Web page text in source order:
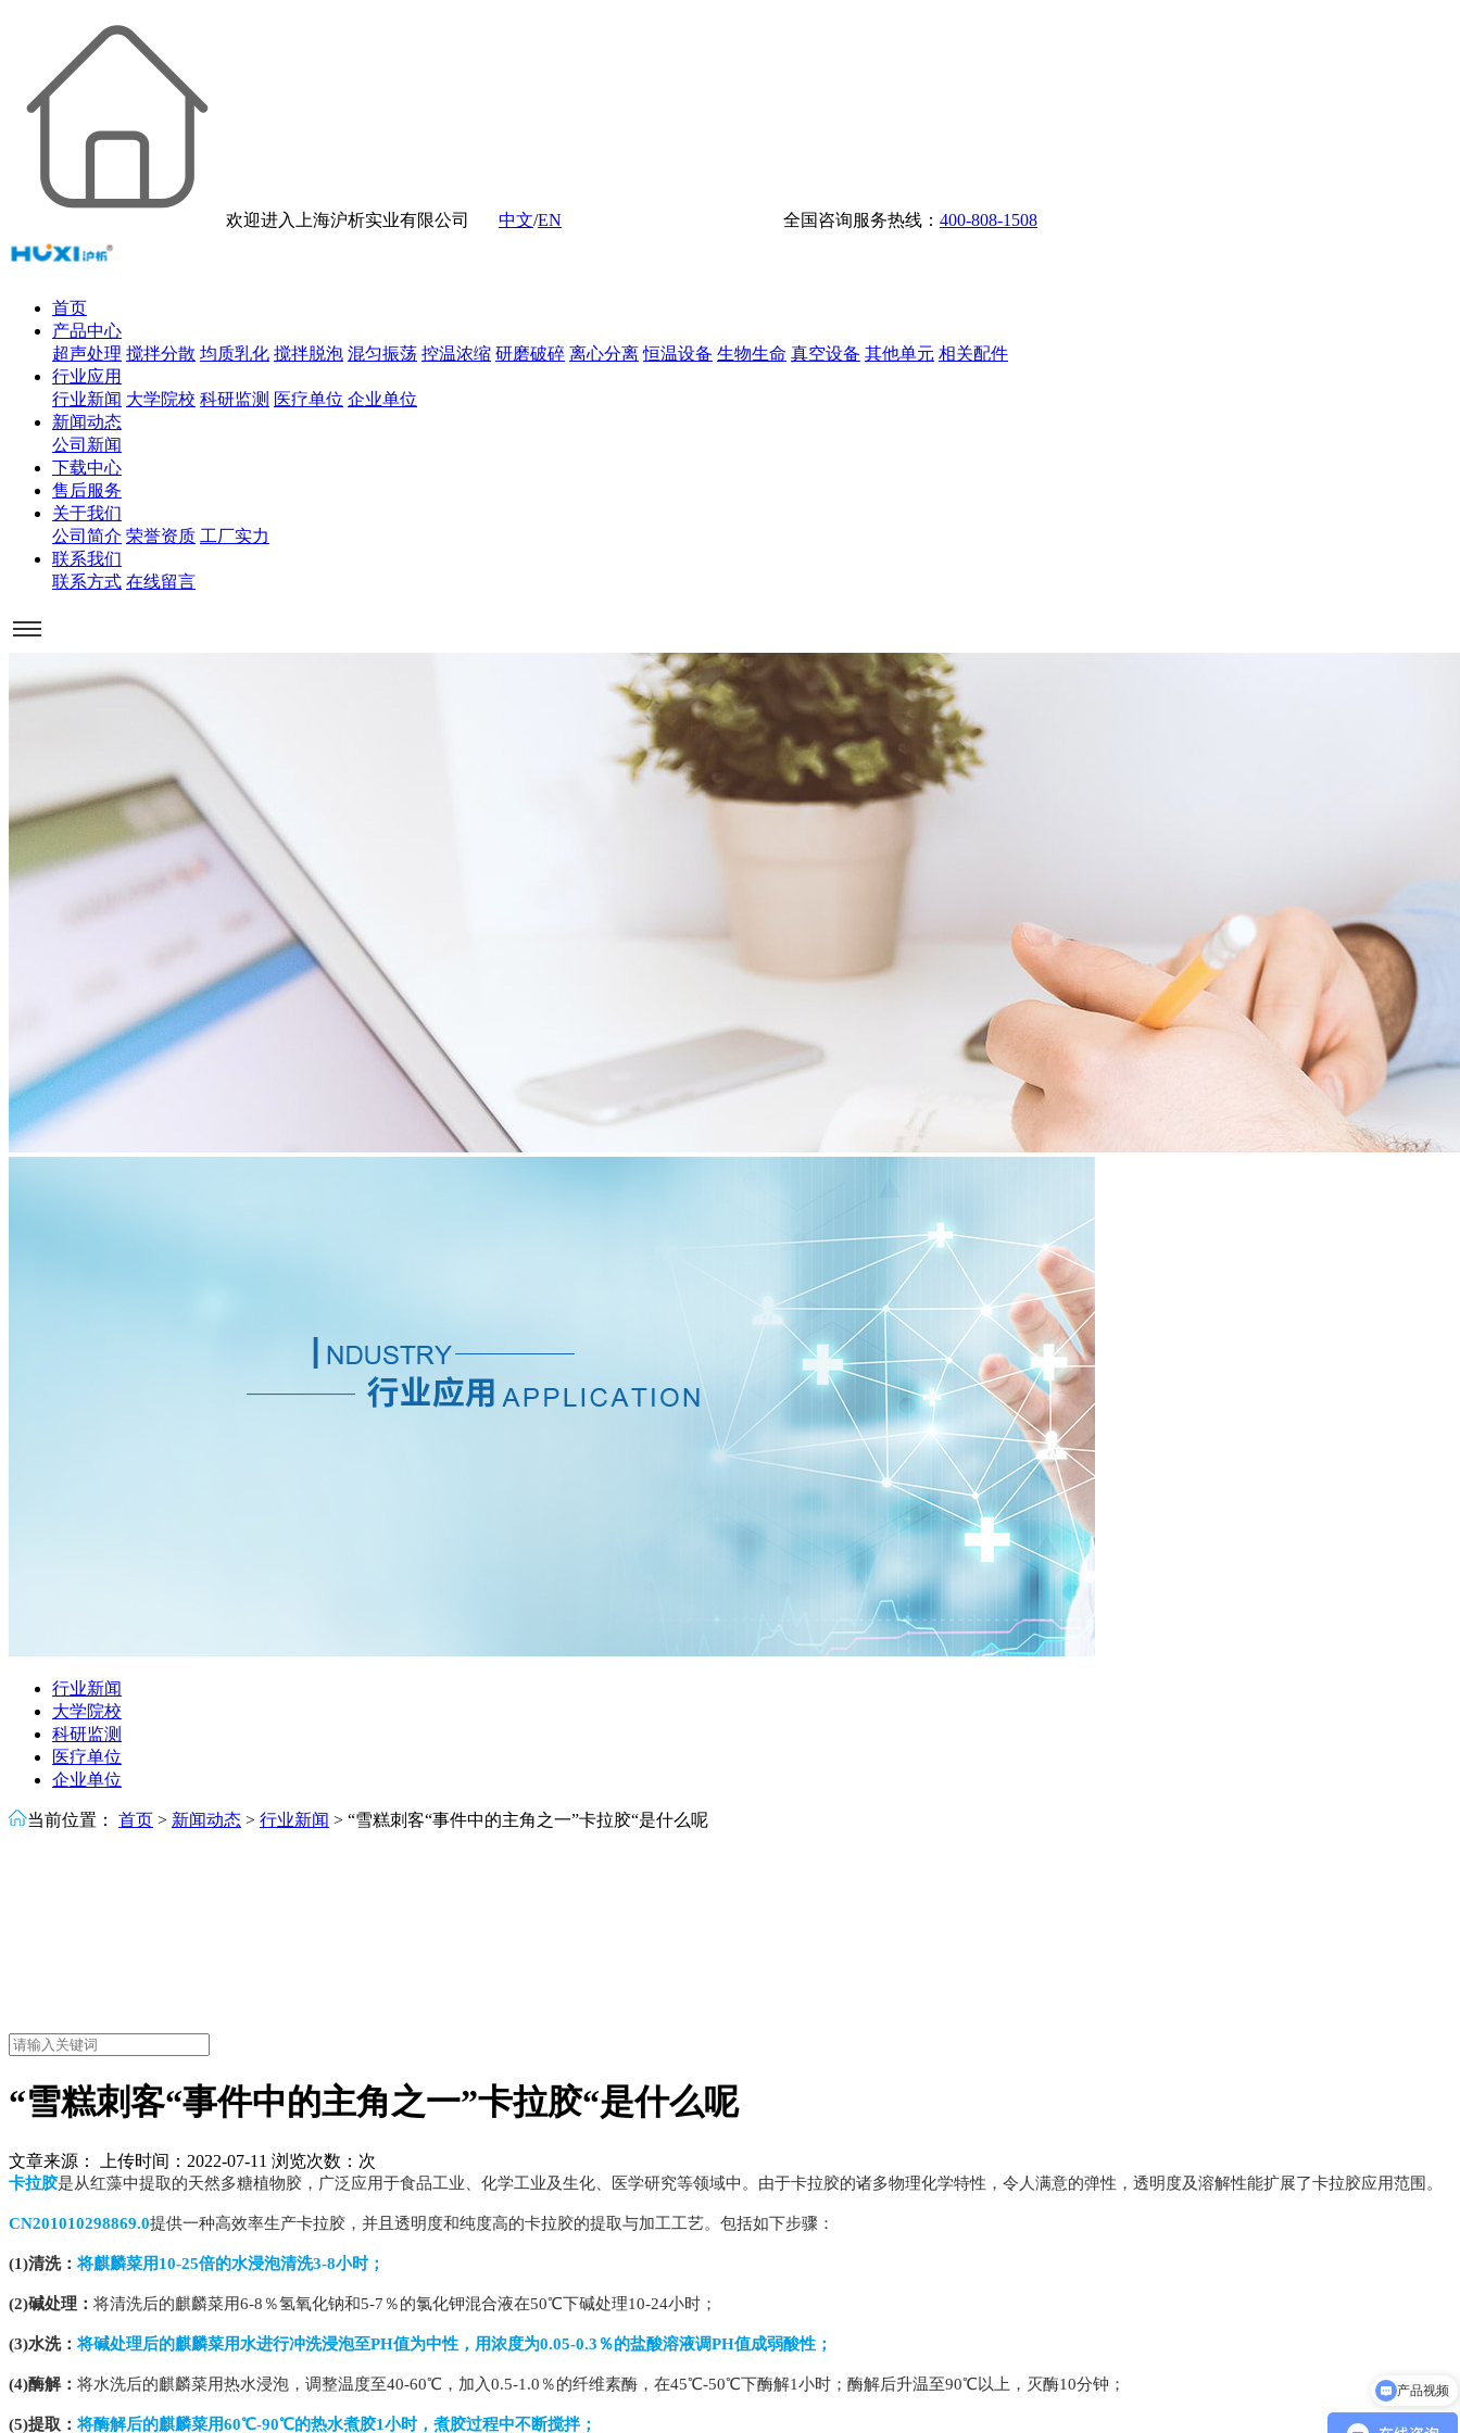
欢迎进入上海沪析实业有限公司 中文/EN 全国咨询服务热线： 400-808-1508
首页
产品中心
超声处理 搅拌分散 均质乳化 搅拌脱泡 混匀振荡 控温浓缩 研磨破碎 离心分离 恒温设备 生物生命 真空设备 其他单元 相关配件
行业应用
行业新闻 大学院校 科研监测 医疗单位 企业单位
新闻动态
公司新闻
下载中心
售后服务
关于我们
公司简介 荣誉资质 工厂实力
联系我们
联系方式 在线留言
行业新闻
大学院校
科研监测
医疗单位
企业单位
当前位置： 首页 > 新闻动态 > 行业新闻 > “雪糕刺客“事件中的主角之一”卡拉胶“是什么呢
“雪糕刺客“事件中的主角之一”卡拉胶“是什么呢
文章来源： 上传时间：2022-07-11 浏览次数： 次
卡拉胶是从红藻中提取的天然多糖植物胶，广泛应用于食品工业、化学工业及生化、医学研究等领域中。由于卡拉胶的诸多物理化学特性，令人满意的弹性，透明度及溶解性能扩展了卡拉胶应用范围。
CN201010298869.0提供一种高效率生产卡拉胶，并且透明度和纯度高的卡拉胶的提取与加工工艺。包括如下步骤：
(1)清洗：将麒麟菜用10-25倍的水浸泡清洗3-8小时；
(2)碱处理： 将清洗后的麒麟菜用6-8％氢氧化钠和5-7％的氯化钾混合液在50℃下碱处理10-24小时；
(3)水洗：将碱处理后的麒麟菜用水进行冲洗浸泡至PH值为中性，用浓度为0.05-0.3％的盐酸溶液调PH值成弱酸性；
(4)酶解： 将水洗后的麒麟菜用热水浸泡，调整温度至40-60℃，加入0.5-1.0％的纤维素酶，在45℃-50℃下酶解1小时；酶解后升温至90℃以上，灭酶10分钟；
(5)提取：将酶解后的麒麟菜用60℃-90℃的热水煮胶1小时，煮胶过程中不断搅拌；
产品视频